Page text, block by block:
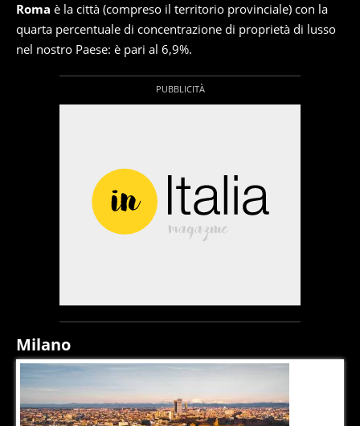
Roma è la città (compreso il territorio provinciale) con la
quarta percentuale di concentrazione di proprietà di lusso
nel nostro Paese: è pari al 6,9%.
Milano